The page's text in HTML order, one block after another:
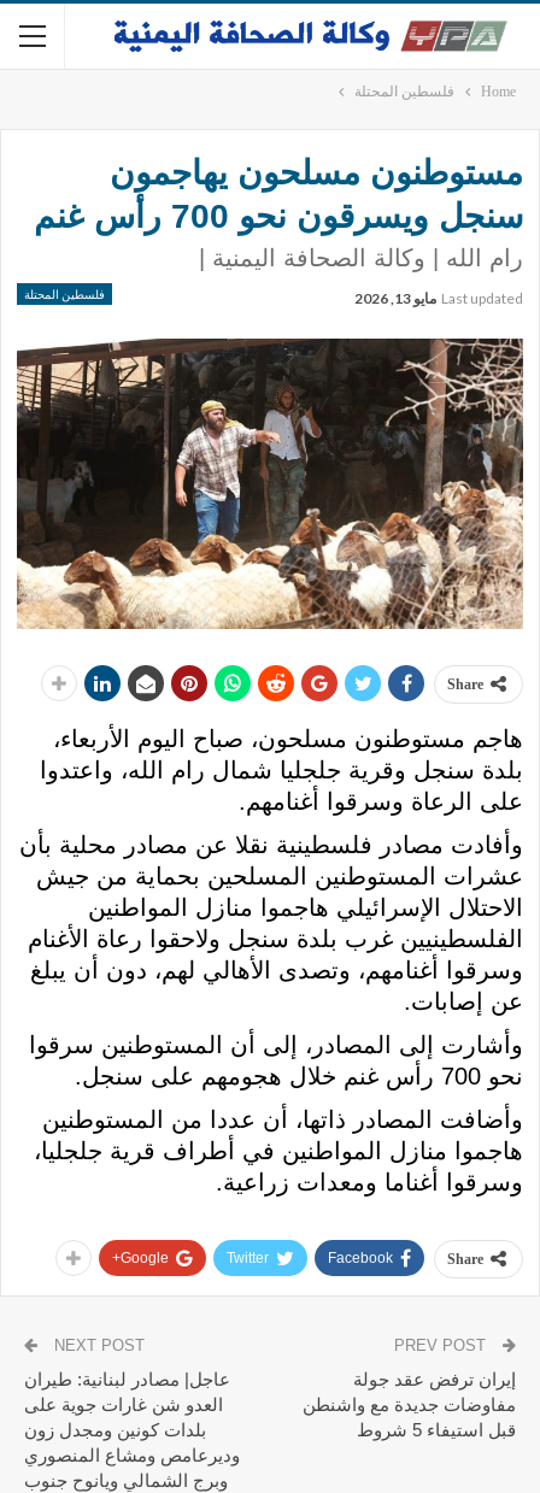
Home فلسطين المحتلة
مستوطنون مسلحون يهاجمون
سنجل ويسرقون نحو 700 رأس غنم
رام الله | وكالة الصحافة اليمنية |
فلسطين المحتلة Last updated مايو 13, 2026
Share
هاجم مستوطنون مسلحون، صباح اليوم الأربعاء،
بلدة سنجل وقرية جلجليا شمال رام الله، واعتدوا
على الرعاة وسرقوا أغنامهم.
وأفادت مصادر فلسطينية نقلا عن مصادر محلية بأن
عشرات المستوطنين المسلحين بحماية من جيش
الاحتلال الإسرائيلي هاجموا منازل المواطنين
الفلسطينيين غرب بلدة سنجل ولاحقوا رعاة الأغنام
وسرقوا أغنامهم، وتصدى الأهالي لهم، دون أن يبلغ
عن إصابات.
وأشارت إلى المصادر، إلى أن المستوطنين سرقوا
نحو 700 رأس غنم خلال هجومهم على سنجل.
وأضافت المصادر ذاتها، أن عددا من المستوطنين
هاجموا منازل المواطنين في أطراف قرية جلجليا،
وسرقوا أغناما ومعدات زراعية.
Share
Facebook
Twitter
Google+
إيران ترفض عقد جولة
مفاوضات جديدة مع واشنطن
قبل استيفاء 5 شروط
NEXT POST
عاجل| مصادر لبنانية: طيران
العدو شن غارات جوية على
بلدات كونين ومجدل زون
وديرعامص ومشاع المنصوري
وبرج الشمالي ويانوح جنوب